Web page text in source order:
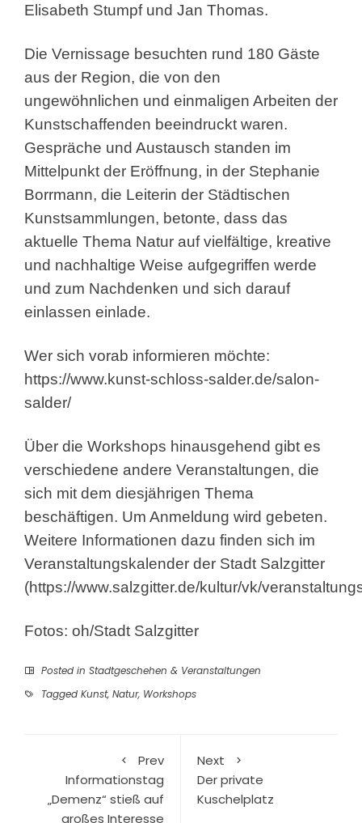
Elisabeth Stumpf und Jan Thomas.
Die Vernissage besuchten rund 180 Gäste
aus der Region, die von den
ungewöhnlichen und einmaligen Arbeiten der
Kunstschaffenden beeindruckt waren.
Gespräche und Austausch standen im
Mittelpunkt der Eröffnung, in der Stephanie
Borrmann, die Leiterin der Städtischen
Kunstsammlungen, betonte, dass das
aktuelle Thema Natur auf vielfältige, kreative
und nachhaltige Weise aufgegriffen werde
und zum Nachdenken und sich darauf
einlassen einlade.
Wer sich vorab informieren möchte:
https://www.kunst-schloss-salder.de/salon-
salder/
Über die Workshops hinausgehend gibt es
verschiedene andere Veranstaltungen, die
sich mit dem diesjährigen Thema
beschäftigen. Um Anmeldung wird gebeten.
Weitere Informationen dazu finden sich im
Veranstaltungskalender der Stadt Salzgitter
(https://www.salzgitter.de/kultur/vk/
Fotos: oh/Stadt Salzgitter
Posted in Stadtgeschehen & Veranstaltungen
Tagged Kunst, Natur, Workshops
Prev
Informationstag
„Demenz“ stieß auf
großes Interesse
Next
Der private
Kuschelplatz